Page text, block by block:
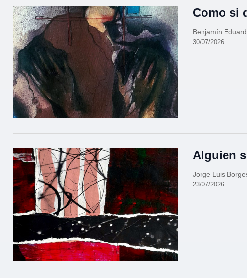
Como si
Benjamín
30/07/2026
Alguien
Jorge Luis
23/07/2026